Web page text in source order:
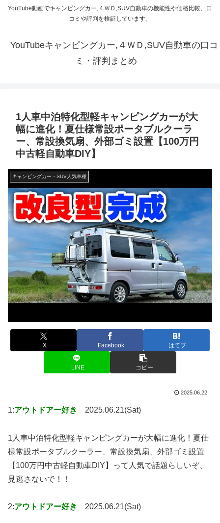
YouTube動画でキャンピングカー,４ＷＤ,SUV自動車の機能性や価格比較、口
コミや評判を検証しています。
YouTubeキャンピングカー,４ＷＤ,SUV自動車の口コ
ミ・評判まとめ
1人車中泊特化型軽キャンピングカーが大
幅に進化！夏仕様常設ポータブルクーラ
ー、常設換気扇、外部ゴミ設置【100万円
中古軽自動車DIY】
キャンピングカー・SUV人気車種
X Facebook はてブ
LINE コピー
2025.06.22
1:アウトドアー好き 2025.06.21(Sat)
1人車中泊特化型軽キャンピングカーが大幅に進化！夏仕
様常設ポータブルクーラー、常設換気扇、外部ゴミ設置
【100万円中古軽自動車DIY】って人気で話題らしいぞ、
見逃さないで！！
2:アウトドアー好き 2025.06.21(Sat)